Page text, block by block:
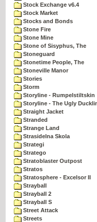
Stock Exchange v6.4
Stock Market
Stocks and Bonds
Stone Fire
Stone Mine
Stone of Sisyphus, The
Stoneguard
Stonetime People, The
Stoneville Manor
Stories
Storm
Storyline - Rumpelstiltskin
Storyline - The Ugly
Straight Jacket
Stranded
Strange Land
Strasidelna Skola
Strategi
Stratego
Stratoblaster Outpost
Stratos
Stratosphere - Excelsor II
Strayball
Strayball 2
Strayball S
Street Attack
Streets